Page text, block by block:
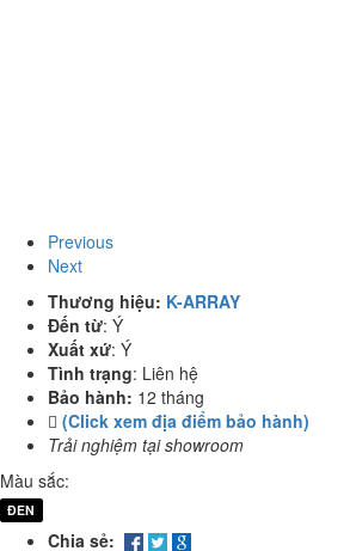
Previous
Next
Thương hiệu: K-ARRAY
Đến từ: Ý
Xuất xứ: Ý
Tình trạng: Liên hệ
Bảo hành: 12 tháng
(Click xem địa điểm bảo hành)
Trải nghiệm tại showroom
Màu sắc:
ĐEN
Chia sẻ: